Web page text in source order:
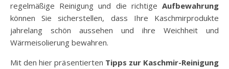
regelmäßige Reinigung und die richtige Aufbewahrung
können Sie sicherstellen, dass Ihre Kaschmirprodukte
jahrelang schön aussehen und ihre Weichheit und
Wärmeisolierung bewahren.
Mit den hier präsentierten Tipps zur Kaschmir-Reinigung